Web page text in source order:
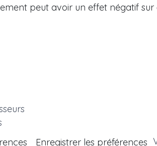
peut avoir un effet négatif
Enregistrer les préférences